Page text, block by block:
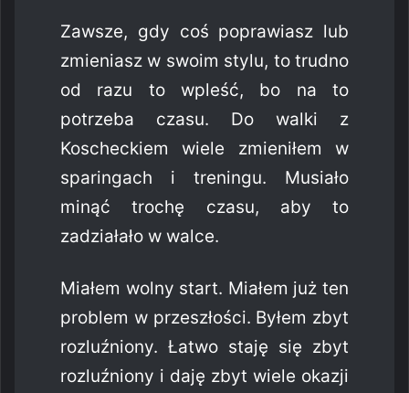
Zawsze, gdy coś poprawiasz lub
zmieniasz w swoim stylu, to trudno
od razu to wpleść, bo na to
potrzeba czasu. Do walki z
Koscheckiem wiele zmieniłem w
sparingach i treningu. Musiało
minąć trochę czasu, aby to
zadziałało w walce.
Miałem wolny start. Miałem już ten
problem w przeszłości. Byłem zbyt
rozluźniony. Łatwo staję się zbyt
rozluźniony i daję zbyt wiele okazji